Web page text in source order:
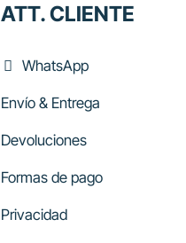
ATT. CLIENTE
WhatsApp
Envío & Entrega
Devoluciones
Formas de pago
Privacidad